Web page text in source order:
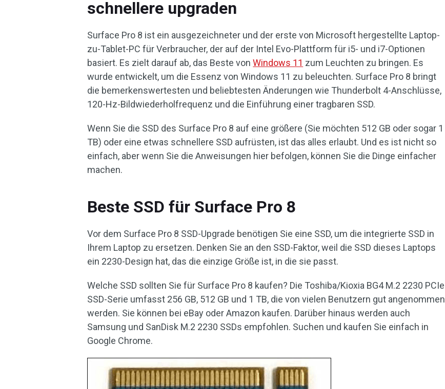
schnellere upgraden
Surface Pro 8 ist ein ausgezeichneter und der erste von Microsoft hergestellte Laptop-
zu-Tablet-PC für Verbraucher, der auf der Intel Evo-Plattform für i5- und i7-Optionen
basiert. Es zielt darauf ab, das Beste vonWindows 11 zum Leuchten zu bringen. Es
wurde entwickelt, um die Essenz von Windows 11 zu beleuchten. Surface Pro 8 bringt
die bemerkenswertesten und beliebtesten Änderungen wie Thunderbolt 4-Anschlüsse,
120-Hz-Bildwiederholfrequenz und die Einführung einer tragbaren SSD.
Wenn Sie die SSD des Surface Pro 8 auf eine größere (Sie möchten 512 GB oder sogar 1
TB) oder eine etwas schnellere SSD aufrüsten, ist das alles erlaubt. Und es ist nicht so
einfach, aber wenn Sie die Anweisungen hier befolgen, können Sie die Dinge einfacher
machen.
Beste SSD für Surface Pro 8
Vor dem Surface Pro 8 SSD-Upgrade benötigen Sie eine SSD, um die integrierte SSD in
Ihrem Laptop zu ersetzen. Denken Sie an den SSD-Faktor, weil die SSD dieses Laptops
ein 2230-Design hat, das die einzige Größe ist, in die sie passt.
Welche SSD sollten Sie für Surface Pro 8 kaufen? Die Toshiba/Kioxia BG4 M.2 2230 PCIe
SSD-Serie umfasst 256 GB, 512 GB und 1 TB, die von vielen Benutzern gut angenommen
werden. Sie können bei eBay oder Amazon kaufen. Darüber hinaus werden auch
Samsung und SanDisk M.2 2230 SSDs empfohlen. Suchen und kaufen Sie einfach in
Google Chrome.